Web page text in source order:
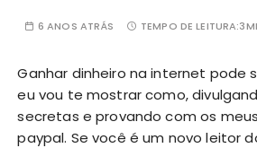
6 ANOS ATRÁS TEMPO DE LEITURA:
Ganhar dinheiro na internet pode
eu vou te mostrar como,
secretas e provando com os
paypal. Se você é um novo leitor